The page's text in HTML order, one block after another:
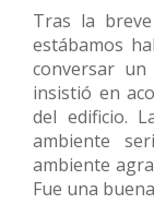
Tras la
estábamos
conversar un
insistió en
del edificio.
ambiente
ambiente
Fue una